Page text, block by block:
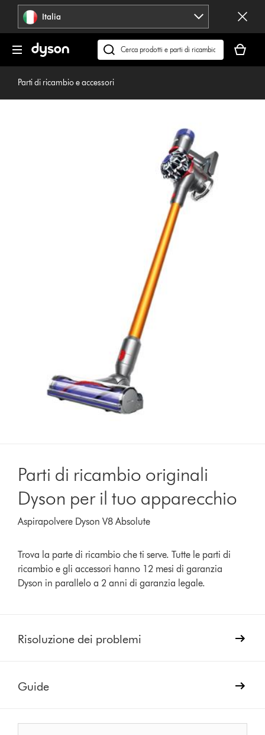
navigazione Italia
Cerca
su
dyson.it
carrello
è
Parti di ricambio e accessori
Parti di ricambio originali
Dyson per il tuo apparecchio
Aspirapolvere Dyson V8 Absolute
Trova la parte di ricambio che ti serve. Tutte le parti di
ricambio e gli accessori hanno 12 mesi di garanzia
Dyson in parallelo a 2 anni di garanzia legale.
Risoluzione dei problemi
Guide